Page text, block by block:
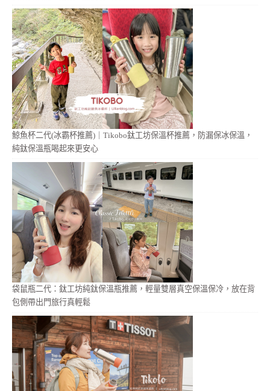
鯨魚杯二代(冰霸杯推薦)｜Tikobo鈦工坊保溫杯推薦，防漏保冰保溫，
純鈦保溫瓶喝起來更安心
袋鼠瓶二代：鈦工坊純鈦保溫瓶推薦，輕量雙層真空保溫保冷，放在背
包側帶出門旅行真輕鬆